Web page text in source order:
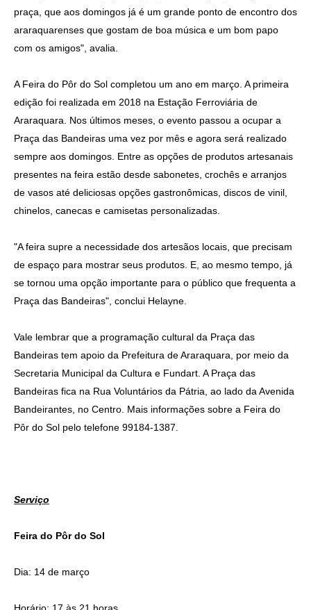
praça, que aos domingos já é um grande ponto de encontro dos
araraquarenses que gostam de boa música e um bom papo
com os amigos", avalia.
A Feira do Pôr do Sol completou um ano em março. A primeira
edição foi realizada em 2018 na Estação Ferroviária de
Araraquara. Nos últimos meses, o evento passou a ocupar a
Praça das Bandeiras uma vez por mês e agora será realizado
sempre aos domingos. Entre as opções de produtos artesanais
presentes na feira estão desde sabonetes, crochês e arranjos
de vasos até deliciosas opções gastronômicas, discos de vinil,
chinelos, canecas e camisetas personalizadas.
"A feira supre a necessidade dos artesãos locais, que precisam
de espaço para mostrar seus produtos. E, ao mesmo tempo, já
se tornou uma opção importante para o público que frequenta a
Praça das Bandeiras", conclui Helayne.
Vale lembrar que a programação cultural da Praça das
Bandeiras tem apoio da Prefeitura de Araraquara, por meio da
Secretaria Municipal da Cultura e Fundart. A Praça das
Bandeiras fica na Rua Voluntários da Pátria, ao lado da Avenida
Bandeirantes, no Centro. Mais informações sobre a Feira do
Pôr do Sol pelo telefone 99184-1387.
Serviço
Feira do Pôr do Sol
Dia: 14 de março
Horário: 17 às 21 horas